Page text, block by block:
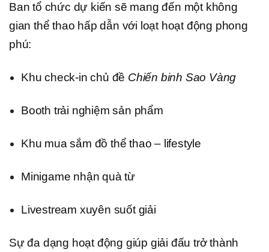
Ban tổ chức dự kiến sẽ mang đến một không
gian thể thao hấp dẫn với loạt hoạt động phong
phú:
Khu check-in chủ đề Chiến binh Sao Vàng
Booth trải nghiệm sản phẩm
Khu mua sắm đồ thể thao – lifestyle
Minigame nhận quà từ
Livestream xuyên suốt giải
Sự đa dạng hoạt động giúp giải đấu trở thành